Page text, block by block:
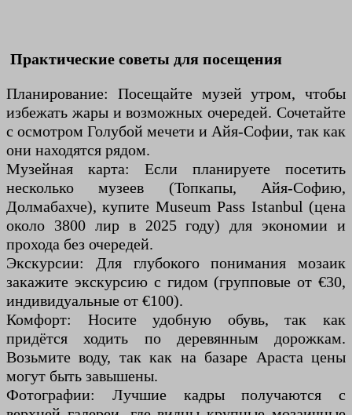
Практические советы для посещения
Планирование: Посещайте музей утром, чтобы
избежать жары и возможных очередей. Сочетайте
с осмотром Голубой мечети и Айя-Софии, так как
они находятся рядом.
Музейная карта: Если планируете посетить
несколько музеев (Топкапы, Айя-Софию,
Долмабахче), купите Museum Pass Istanbul (цена
около 3800 лир в 2025 году) для экономии и
прохода без очередей.
Экскурсии: Для глубокого понимания мозаик
закажите экскурсию с гидом (групповые от €30,
индивидуальные от €100).
Комфорт: Носите удобную обувь, так как
придётся ходить по деревянным дорожкам.
Возьмите воду, так как на базаре Араста цены
могут быть завышены.
Фотографии: Лучшие кадры получаются с